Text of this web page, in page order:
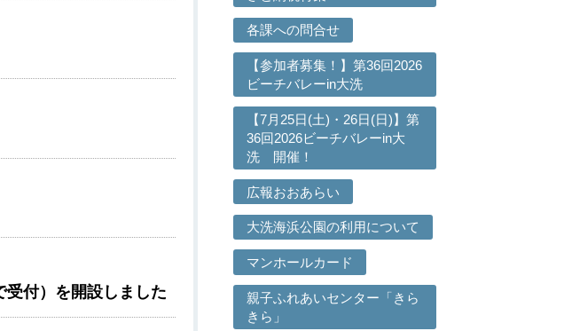
受付）を開設しました
各課への問合せ
【参加者募集！】第36回2026
ビーチバレーin大洗
【7月25日(土)・26日(日)】第
36回2026ビーチバレーin大
洗 開催！
広報おおあらい
大洗海浜公園の利用について
マンホールカード
親子ふれあいセンター「きら
きら」